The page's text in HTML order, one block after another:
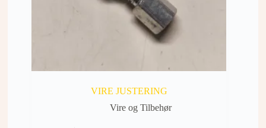
VIRE JUSTERING
Vire og Tilbehør